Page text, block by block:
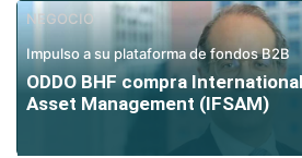
NEGOCIO
Impulso a su plataforma de fondos B2B
ODDO BHF compra
Asset Management (IFSAM)